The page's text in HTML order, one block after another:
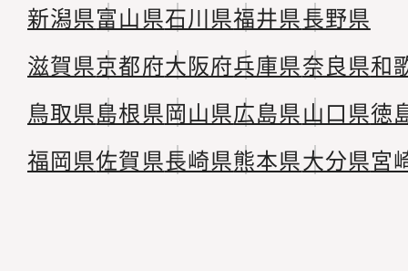
新潟県富山県石川県福井県長野県
滋賀県京都府大阪府兵庫県奈良県和
鳥取県島根県岡山県広島県山口県徳
福岡県佐賀県長崎県熊本県大分県宮